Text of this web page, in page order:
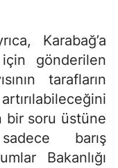
Karabağ’a
gönderilen
tarafların
bir soru üstüne
sadece barış
Bakanlığı